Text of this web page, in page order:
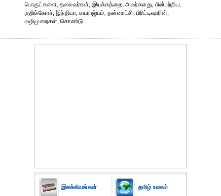
பொருட்களை, தலைவர்கள், இயக்கத்தை, அவர்களது, பின்பற்றிய,
குறிக்கோள், இந்தியா, சுயராஜ்யம், தன்னாட்சி, பிரிட்டிஷாரின்,
வழிமுறைகள், கொண்டு
இலக்கியங்கள் தமிழ் உலகம்